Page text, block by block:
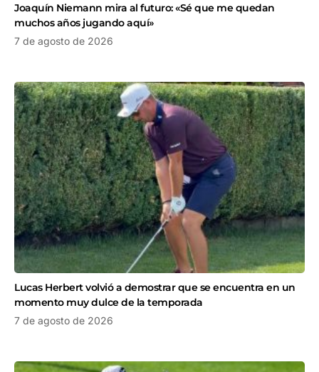
Joaquín Niemann mira al futuro: «Sé que me quedan
muchos años jugando aquí»
7 de agosto de 2026
Lucas Herbert volvió a demostrar que se encuentra en un
momento muy dulce de la temporada
7 de agosto de 2026